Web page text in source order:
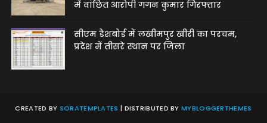
में वांछित आरोपी गगन कुमार गिरफ्तार
सीएम डैशबोर्ड में लखीमपुर खीरी का परचम,
प्रदेश में तीसरे स्थान पर जिला
CREATED BY SORATEMPLATES | DISTRIBUTED BYMYBLOGGERTHEMES